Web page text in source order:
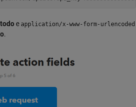
e application/x-www-form-urlencoded
.